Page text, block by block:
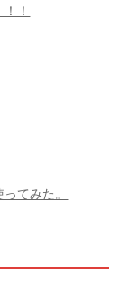
！
てみた。